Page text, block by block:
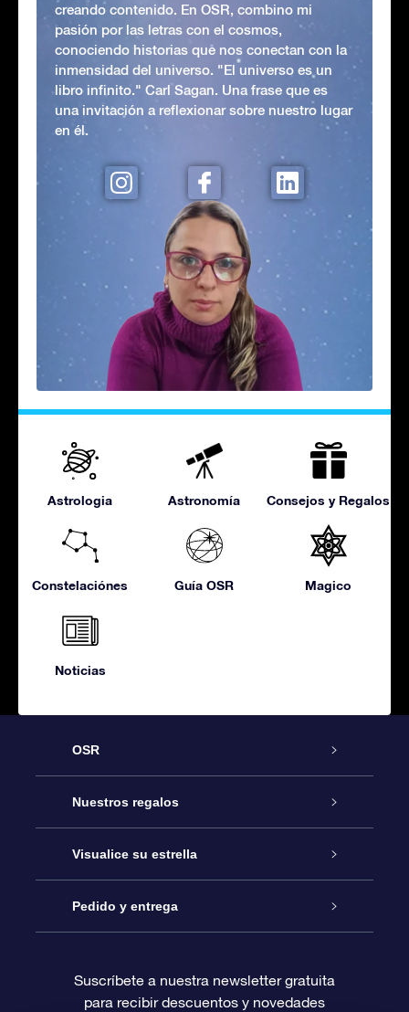
creando contenido. En OSR, combino mi
pasión por las letras con el cosmos,
conociendo historias que nos conectan con la
inmensidad del universo. "El universo es un
libro infinito." Carl Sagan. Una frase que es
una invitación a reflexionar sobre nuestro lugar
en él.
Astrologia Astronomía Consejos y Regalos
Constelaciónes Guía OSR Magico
Noticias
OSR
Atención
Contáctanos
Blog
Reseñas
Nuestros regalos
Regalo Estrella Online
Paquete de Regalo OSR
Tarjeta de Regalo OSR
Visualice su estrella
Registro estelar
Página de Estrella Personalizada
Pedido y entrega
Información de Pago
Suscríbete a nuestra newsletter gratuita
para recibir descuentos y novedades